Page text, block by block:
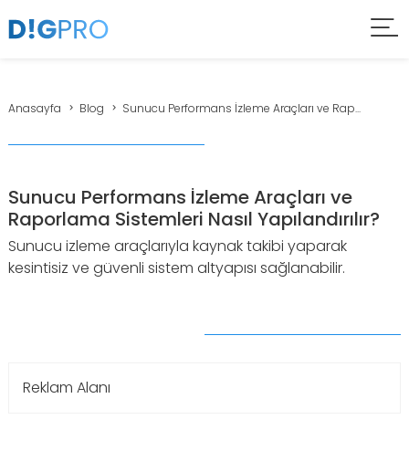
Anasayfa Blog Sunucu Performans İzleme Araçları ve Rap...
Sunucu Performans İzleme Araçları ve
Raporlama Sistemleri Nasıl Yapılandırılır?
Sunucu izleme araçlarıyla kaynak takibi yaparak
kesintisiz ve güvenli sistem altyapısı sağlanabilir.
Reklam Alanı